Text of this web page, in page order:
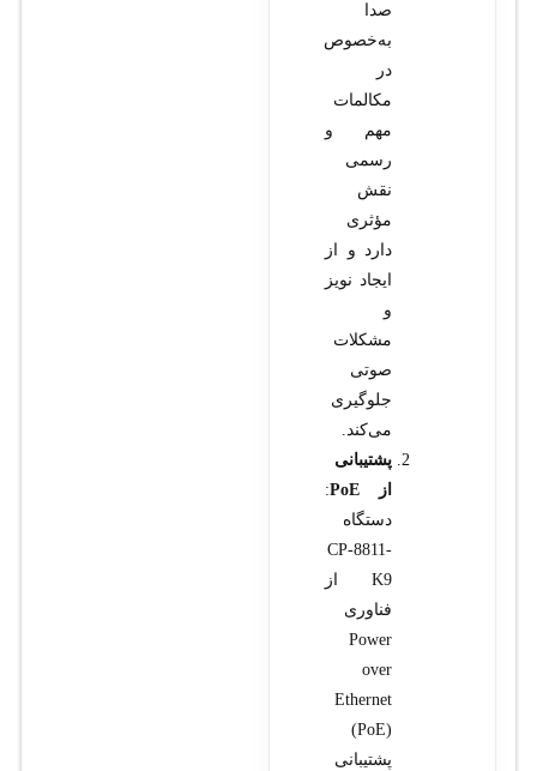
صدا
به‌خصوص
در
مکالمات
مهم و
رسمی
نقش
مؤثری
دارد و از
ایجاد نویز
و
مشکلات
صوتی
جلوگیری
می‌کند.
پشتیبانی
از PoE
:
دستگاه
CP-8811-
K9 از
فناوری
Power
over
Ethernet
(PoE)
پشتیبانی